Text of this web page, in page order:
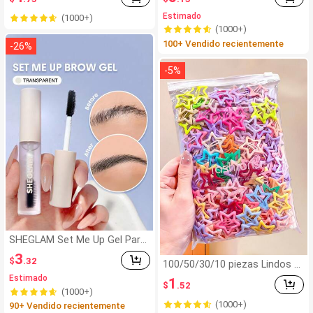
o, 12 filas en una bandeja, raci
mos de pestañas, pestañas in
dividuales, pestañas postizas
(1000+)
-26%
SHEGLAM Set Me Up Gel Para
Cejas Marca De Belleza Cosm
éTica Maquillaje Para Mujeres
Y NiñAs
$3.32
Estimado
(1000+)
90+ Vendido recientemente
uillaje para Mujeres y Niñas
Estimado
(1000+)
100+ Vendido recientemente
-5%
100/50/30/10 piezas Lindos cl
ips de estrella de cinco punta
s estilo Y2K, clips de cabello c
oloridos, accesorios básicos
para el cabello - Adecuados p
$1 .52
(1000+)